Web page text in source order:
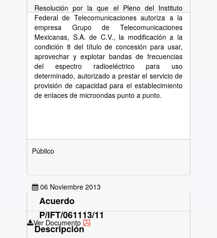
Resolución por la que el Pleno del Instituto
Federal de Telecomunicaciones autoriza a la
empresa Grupo de Telecomunicaciones
Mexicanas, S.A. de C.V., la modificación a la
condición 8 del título de concesión para usar,
aprovechar y explotar bandas de frecuencias
del espectro radioeléctrico para uso
determinado, autorizado a prestar el servicio de
provisión de capacidad para el establecimiento
de enlaces de microondas punto a punto.
Público
06 Noviembre 2013
Ver Documento
Acuerdo
P/IFT/061113/11
Descripción